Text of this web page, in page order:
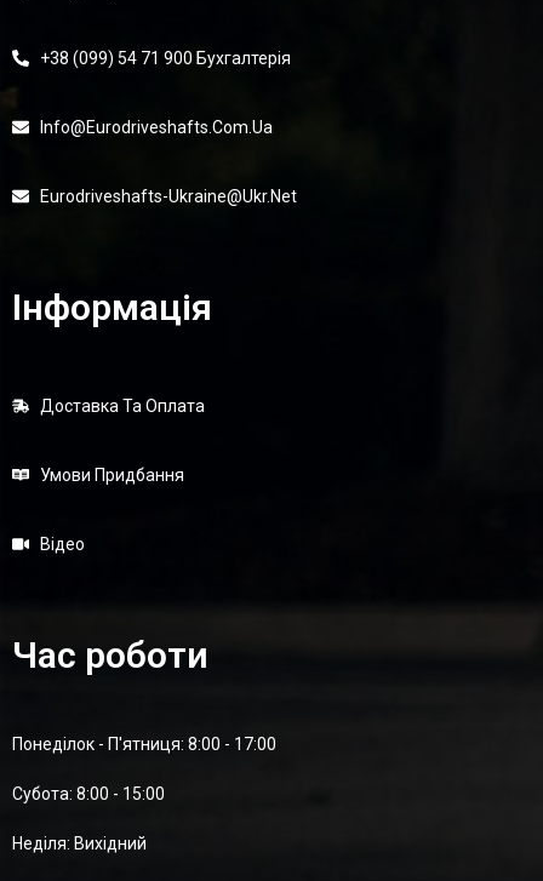
+38 (099) 54 71 900 Бухгалтерія
Info@eurodriveshafts.com.ua
Eurodriveshafts-Ukraine@ukr.net
Інформація
Доставка Та Оплата
Умови Придбання
Відео
Час роботи
Понеділок - П'ятниця: 8:00 - 17:00
Суботa: 8:00 - 15:00
Неділя: Вихідний